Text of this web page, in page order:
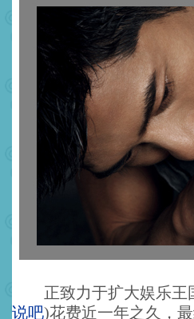
正致力于扩大娱乐王
说吧)花费近一年之久，